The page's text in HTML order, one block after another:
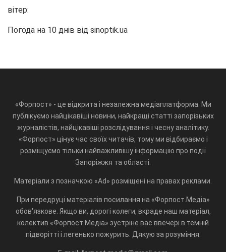
вітер:
Погода на 10 днів від sinoptik.ua
«Форпост» - це відкрита і незалежна медіаплатформа. Ми
публікуємо найцікавіші новини, найкращі статті запорізьких
журналістів, найцікавіші розслідування і чесну аналітику.
«Форпост» цінує час своїх читачів, тому ми відбираємо і
розміщуємо тільки найважливішу інформацію про події
Запоріжжя та області.
Матеріали з позначкою «Ad» розміщені на правах реклами.
При передруці матеріалів посилання на «Форпост.Медіа»
обов'язкове. Якщо ви, дорогі колеги, вкраде наш матеріал,
колектив «Форпост.Медіа» зустріне вас ввечері в темній
підворітті і легенько пожурить. Дякую за розуміння.